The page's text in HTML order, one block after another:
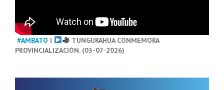
#AMBATO |
TUNGURAHUA CONMEMORA
PROVINCIALIZACIÓN. (03-07-2026)